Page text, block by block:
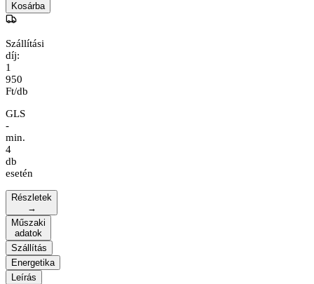
Kosárba
Szállítási
díj:
1
950
Ft/db
GLS
-
min.
4
db
esetén
Részletek
→
Műszaki
adatok
Szállítás
Energetika
Leírás